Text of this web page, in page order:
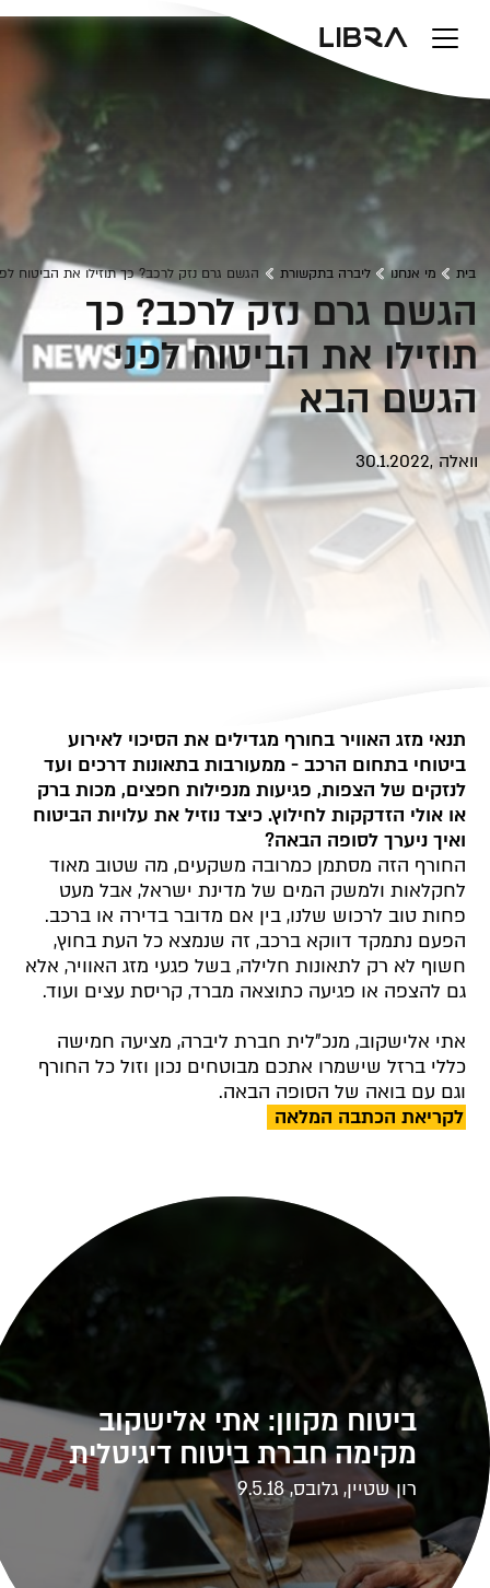
בית מי אנחנו ליברה בתקשורת הגשם גרם נזק לרכב? כך תוזילו את הביטוח
הגשם גרם נזק לרכב? כך
תוזילו את הביטוח לפני
הגשם הבא
וואלה ,30.1.2022
תנאי מזג האוויר בחורף מגדילים את הסיכוי לאירוע
ביטוחי בתחום הרכב - ממעורבות בתאונות דרכים ועד
לנזקים של הצפות, פגיעות מנפילות חפצים, מכות ברק
או אולי הזדקקות לחילוץ. כיצד נוזיל את עלויות הביטוח
ואיך ניערך לסופה הבאה?
החורף הזה מסתמן כמרובה משקעים, מה שטוב מאוד
לחקלאות ולמשק המים של מדינת ישראל, אבל מעט
פחות טוב לרכוש שלנו, בין אם מדובר בדירה או ברכב.
הפעם נתמקד דווקא ברכב, זה שנמצא כל העת בחוץ,
חשוף לא רק לתאונות חלילה, בשל פגעי מזג האוויר, אלא
גם להצפה או פגיעה כתוצאה מברד, קריסת עצים ועוד.
אתי אלישקוב, מנכ"לית חברת ליברה, מציעה חמישה
כללי ברזל שישמרו אתכם מבוטחים נכון וזול כל החורף
וגם עם בואה של הסופה הבאה.
לקריאת הכתבה המלאה
ביטוח מקוון: אתי אלישקוב
מקימה חברת ביטוח דיגיטלית
רון שטיין, גלובס, 9.5.18